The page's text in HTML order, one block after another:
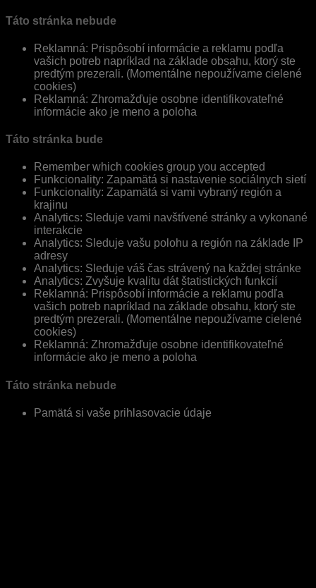
Táto stránka nebude
Reklamná: Prispôsobí informácie a reklamu podľa
vašich potreb napríklad na základe obsahu, ktorý ste
predtým prezerali. (Momentálne nepoužívame cielené
cookies)
Reklamná: Zhromažďuje osobne identifikovateľné
informácie ako je meno a poloha
Táto stránka bude
Remember which cookies group you accepted
Funkcionality: Zapamätá si nastavenie sociálnych sietí
Funkcionality: Zapamätá si vami vybraný región a
krajinu
Analytics: Sleduje vami navštívené stránky a vykonané
interakcie
Analytics: Sleduje vašu polohu a región na základe IP
adresy
Analytics: Sleduje váš čas strávený na každej stránke
Analytics: Zvyšuje kvalitu dát štatistických funkcií
Reklamná: Prispôsobí informácie a reklamu podľa
vašich potreb napríklad na základe obsahu, ktorý ste
predtým prezerali. (Momentálne nepoužívame cielené
cookies)
Reklamná: Zhromažďuje osobne identifikovateľné
informácie ako je meno a poloha
Táto stránka nebude
Pamätá si vaše prihlasovacie údaje